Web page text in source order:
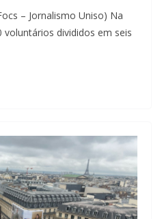
– Jornalismo Uniso) Na
divididos em seis